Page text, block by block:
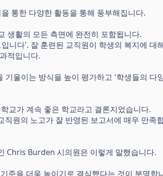
통한 다양한 활동을 통해 풍부해집니다.
생활의 모든 측면에 완전히 포함됩니다.
니다'. 잘 훈련된 교직원이 학생의 복지에 대
적입니다.
울이는 방식을 높이 평가하고 '학생들의 다
교가 계속 좋은 학교라고 결론지었습니다.
원의 노고가 잘 반영된 보고서에 매우 만족
Chris Burden 시의원은 이렇게 말했습니다.
준을 더욱 높이기로 결심했다는 것이 분명합